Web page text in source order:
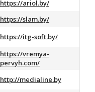
https://ariol.by/
https://slam.by/
https://itg-soft.by/
https://vremya-
pervyh.com/
http://medialine.by